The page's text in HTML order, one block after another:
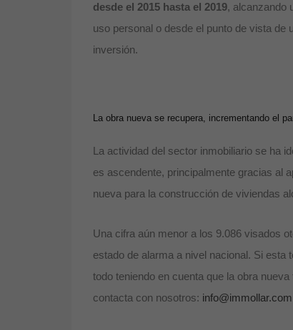
desde el 2015 hasta el 2019, alcanzando
uso personal o desde el punto de vista de
inversión.
La obra nueva se recupera, incrementando el
La actividad del sector inmobiliario se ha
es ascendente, principalmente gracias al
nueva para la construcción de viviendas
Una cifra aún menor a los 9.086 visados
estado de alarma a nivel nacional. Si
todo teniendo en cuenta que la obra
contacta con nosotros: info@immollar.com